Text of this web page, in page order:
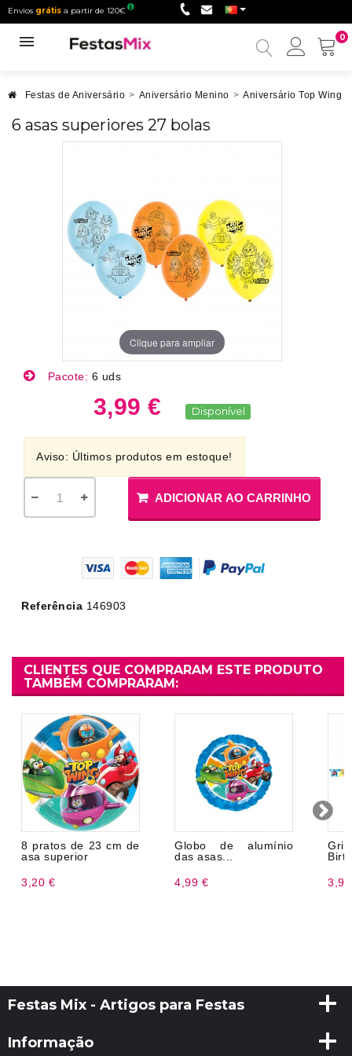
Envios grátis a partir de 120€
0
Minha
Festas de Aniversário > Aniversário Menino > Aniversário Top Wing
6 asas superiores 27 bolas
Clique para ampliar
Pacote: 6 uds
3,99 € Disponível
Aviso: Últimos produtos em estoque!
ADICIONAR AO CARRINHO
Referência 146903
CLIENTES QUE COMPRARAM ESTE PRODUTO
TAMBÉM COMPRARAM:
8 pratos de 23 cm de
asa superior
3,20 €
Globo de alumínio
das asas...
4,99 €
Festas Mix - Artigos para Festas
Informação